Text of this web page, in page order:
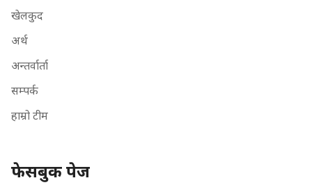
खेलकुद
अर्थ
अन्तर्वार्ता
सम्पर्क
हाम्रो टीम
फेसबुक पेज